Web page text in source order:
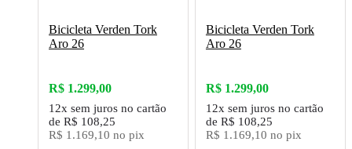
Bicicleta Verden Tork
Aro 26
R$ 1.299,00
12x sem juros no cartão
de R$ 108,25
R$ 1.169,10 no pix
Bicicleta Verden Tork
Aro 26
R$ 1.299,00
12x sem juros no cartão
de R$ 108,25
R$ 1.169,10 no pix